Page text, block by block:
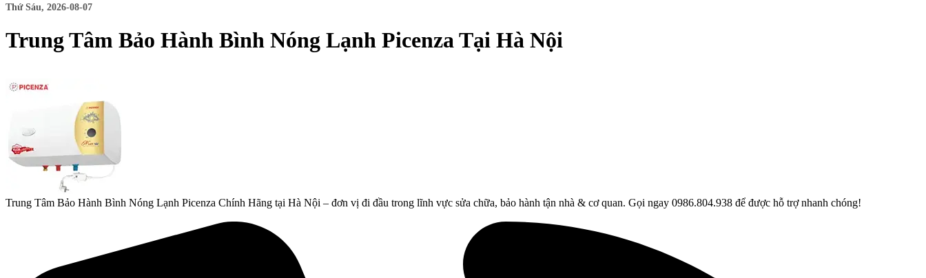
Thứ Sáu, 2026-08-07
Trung Tâm Bảo Hành Bình Nóng Lạnh Picenza Tại Hà Nội
Trung Tâm Bảo Hành Bình Nóng Lạnh Picenza Chính Hãng tại Hà Nội – đơn vị đi đầu trong lĩnh vực sửa chữa, bảo hành tận nhà & cơ quan. Gọi ngay 0986.804.938 để được hỗ trợ nhanh chóng!